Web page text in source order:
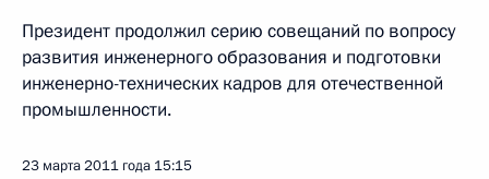
Президент продолжил серию совещаний по вопросу
развития инженерного образования и подготовки
инженерно-технических кадров для отечественной
промышленности.
23 марта 2011 года 15:15